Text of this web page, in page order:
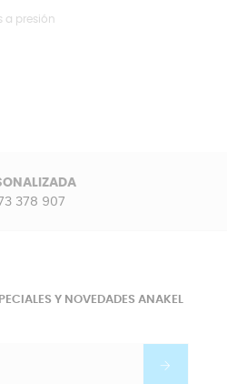
a presión
378 907
Y NOVEDADES ANAKEL